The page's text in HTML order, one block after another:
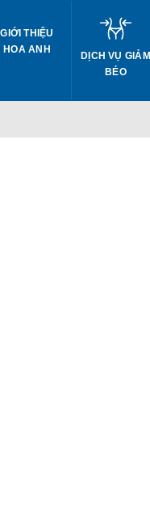
GIỚI THIỆU
HOA ANH
DỊCH VỤ GIẢM
BÉO